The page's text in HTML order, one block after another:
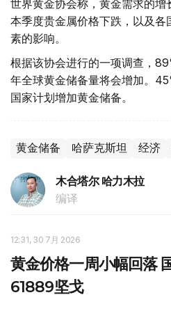
世界黄金协会称，黄金需求的增
本季度贵金属价格下跌，以及
素的影响。
根据该协会进行的一项调查，
年全球黄金储备量将会增加。
国家计划增加黄金储备。
黄金储备 哈萨克斯坦 经济
木合塔尔 哈力木拉
编译
12:31, 30 7月 2026
黄金价格一周小幅回落
61889坚戈